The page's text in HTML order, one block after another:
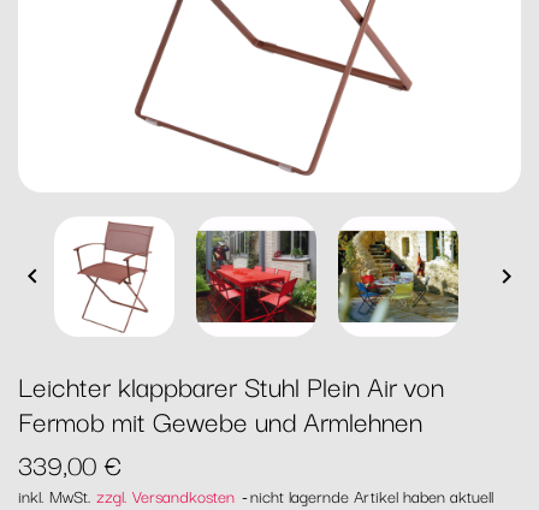
 
Leichter klappbarer Stuhl Plein Air von
Fermob mit Gewebe und Armlehnen
339,00 €
inkl. MwSt. zzgl. Versandkosten nicht lagernde Artikel haben aktuell